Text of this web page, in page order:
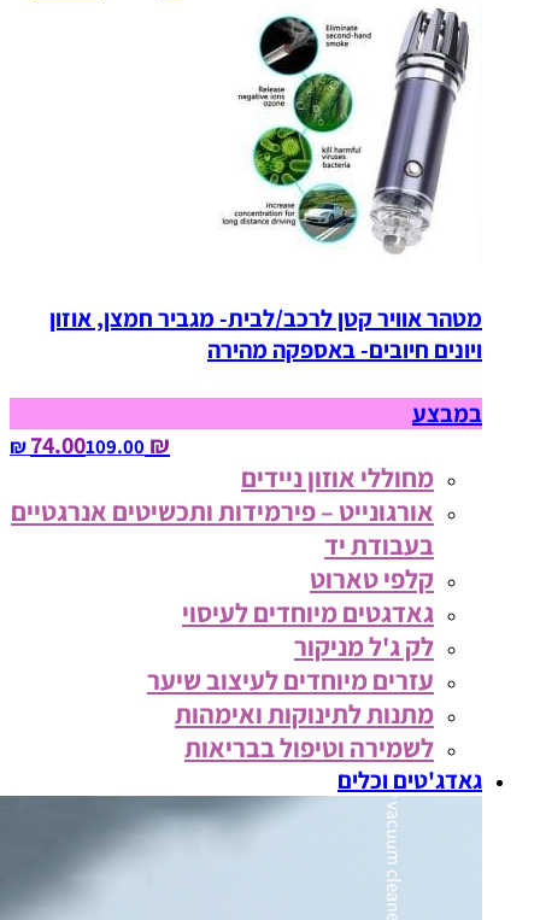
מטהר אוויר קטן לרכב/לבית- מגביר חמצן, אוזון
ויונים חיובים- באספקה מהירה
במבצע
₪ 74.00
109.00‏ ₪
מחוללי אוזון ניידים
אורגונייט – פירמידות ותכשיטים אנרגטיים
בעבודת יד
קלפי טארוט
גאדגטים מיוחדים לעיסוי
לק ג'ל מניקור
עזרים מיוחדים לעיצוב שיער
מתנות לתינוקות ואימהות
לשמירה וטיפול בבריאות
גאדג'טים וכלים